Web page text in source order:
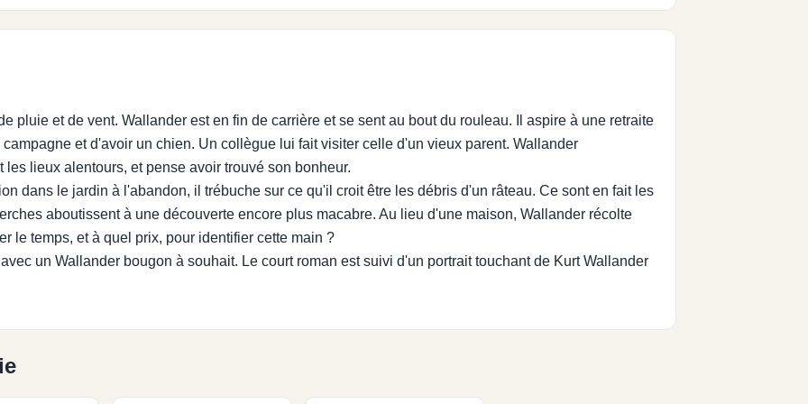
pluie et de vent. Wallander est en fin de carrière et se sent au bout du rouleau. Il aspire à une retraite
et d'avoir un chien. Un collègue lui fait visiter celle d'un vieux parent. Wallander
lieux alentours, et pense avoir trouvé son bonheur.
dans le jardin à l'abandon, il trébuche sur ce qu'il croit être les débris d'un râteau. Ce sont en fait les
aboutissent à une découverte encore plus macabre. Au lieu d'une maison, Wallander récolte
le temps, et à quel prix, pour identifier cette main ?
un Wallander bougon à souhait. Le court roman est suivi d'un portrait touchant de Kurt Wallander